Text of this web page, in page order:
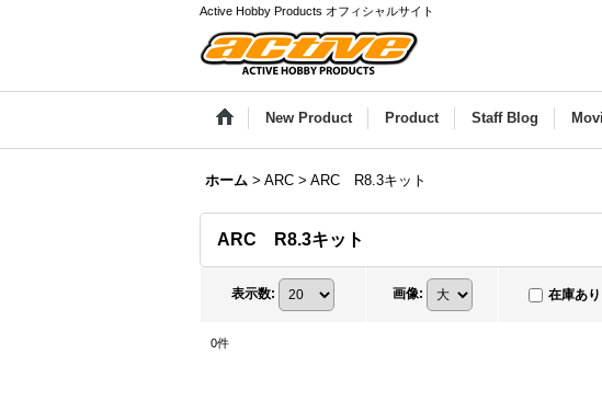
Active Hobby Products オフィシャルサイト
New Product Product Staff Blog
ホーム > ARC > ARC R8.3キット
ARC R8.3キット
表示数: 画像: 在庫あり
0件